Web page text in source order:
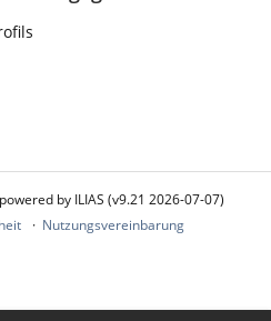
powered by ILIAS (v9.21 2026-07-07)
Nutzungsvereinbarung